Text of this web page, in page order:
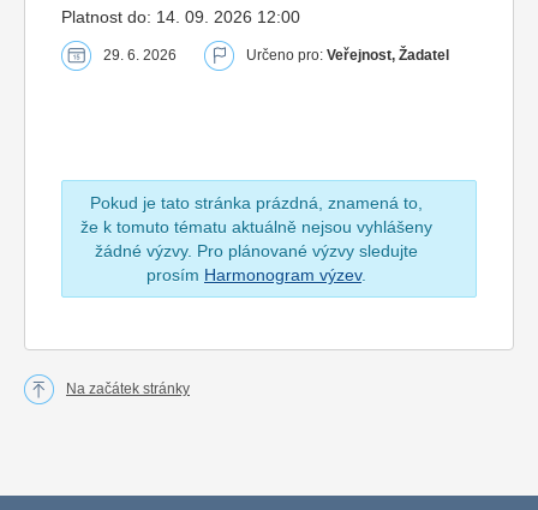
Platnost do: 14. 09. 2026 12:00
29. 6. 2026 Určeno pro: Veřejnost, Žadatel
Pokud je tato stránka prázdná, znamená to,
že k tomuto tématu aktuálně nejsou vyhlášeny
žádné výzvy. Pro plánované výzvy sledujte
prosím Harmonogram výzev.
Na začátek stránky